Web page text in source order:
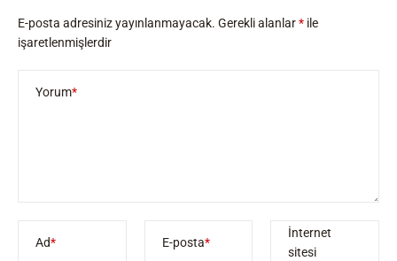
E-posta adresiniz yayınlanmayacak. Gerekli alanlar* ile
işaretlenmişlerdir
Yorum*
Ad* E-posta*
İnternet
sitesi